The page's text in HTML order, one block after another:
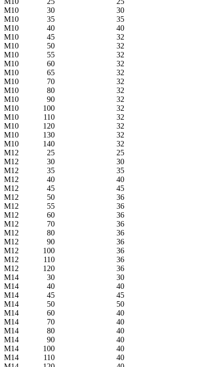
М10
30
30
М10
35
35
М10
40
40
М10
45
32
М10
50
32
М10
55
32
М10
60
32
М10
65
32
М10
70
32
М10
80
32
М10
90
32
М10
100
32
М10
110
32
М10
120
32
М10
130
32
М10
140
32
М12
25
25
М12
30
30
М12
35
35
М12
40
40
М12
45
45
М12
50
36
М12
55
36
М12
60
36
М12
70
36
М12
80
36
М12
90
36
М12
100
36
М12
110
36
М12
120
36
М14
30
30
М14
40
40
М14
45
45
М14
50
50
М14
60
40
М14
70
40
М14
80
40
М14
90
40
М14
100
40
М14
110
40